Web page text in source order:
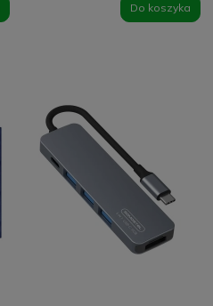
Do koszyka